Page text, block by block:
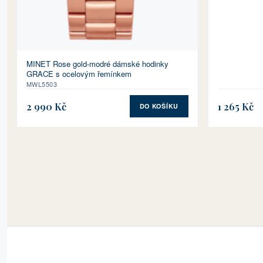
MINET Rose gold-modré dámské hodinky
GRACE s ocelovým řemínkem
MWL5503
2 990 Kč DO KOŠÍKU 1 265 Kč